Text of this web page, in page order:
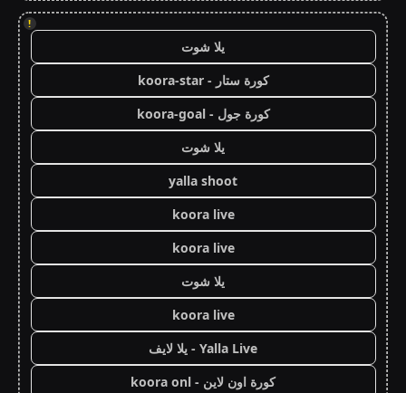
!
يلا شوت
كورة ستار - koora-star
كورة جول - koora-goal
يلا شوت
yalla shoot
koora live
koora live
يلا شوت
koora live
Yalla Live - يلا لايف
كورة اون لاين - koora onl